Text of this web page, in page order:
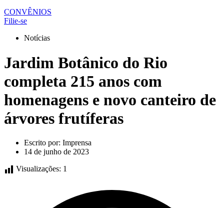
CONVÊNIOS
Filie-se
Notícias
Jardim Botânico do Rio
completa 215 anos com
homenagens e novo canteiro de
árvores frutíferas
Escrito por: Imprensa
14 de junho de 2023
Visualizações: 1